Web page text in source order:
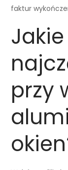
faktur
przy